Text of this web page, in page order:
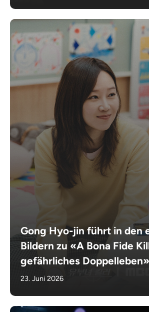
Gong Hyo-jin führt in den
Bildern zu «A Bona Fide
gefährliches Doppelleben»
23. Juni 2026